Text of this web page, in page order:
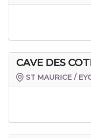
CAVE DES
ST MAURICE /